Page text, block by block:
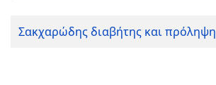
Σακχαρώδης διαβήτης και πρόληψη